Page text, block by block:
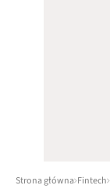
Strona główna Fintech